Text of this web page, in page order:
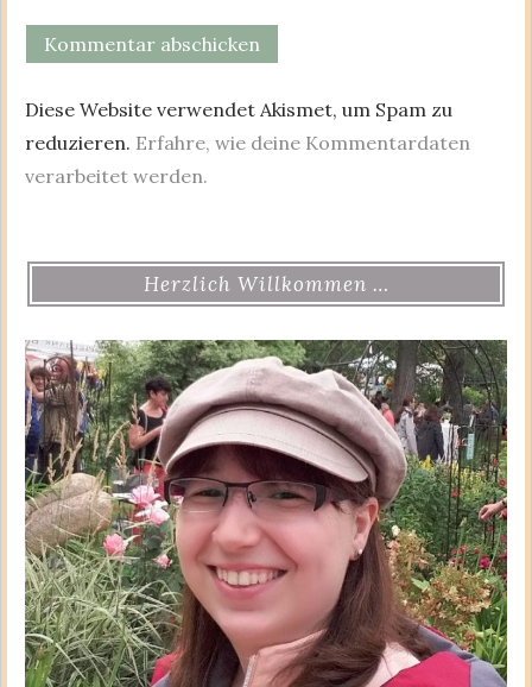
Diese Website verwendet Akismet, um Spam zu
reduzieren. Erfahre, wie deine Kommentardaten
verarbeitet werden.
Herzlich Willkommen …